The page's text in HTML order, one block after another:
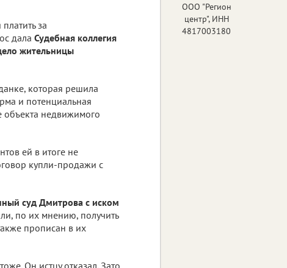
за
дала Судебная коллегия
жительницы
которая решила
и потенциальная
объекта недвижимого
ей в итоге не
купли-продажи с
суд Дмитрова с иском
по их мнению, получить
прописан в их
Он истцу отказал. Зато
ООО "Регион
центр", ИНН
4817003180